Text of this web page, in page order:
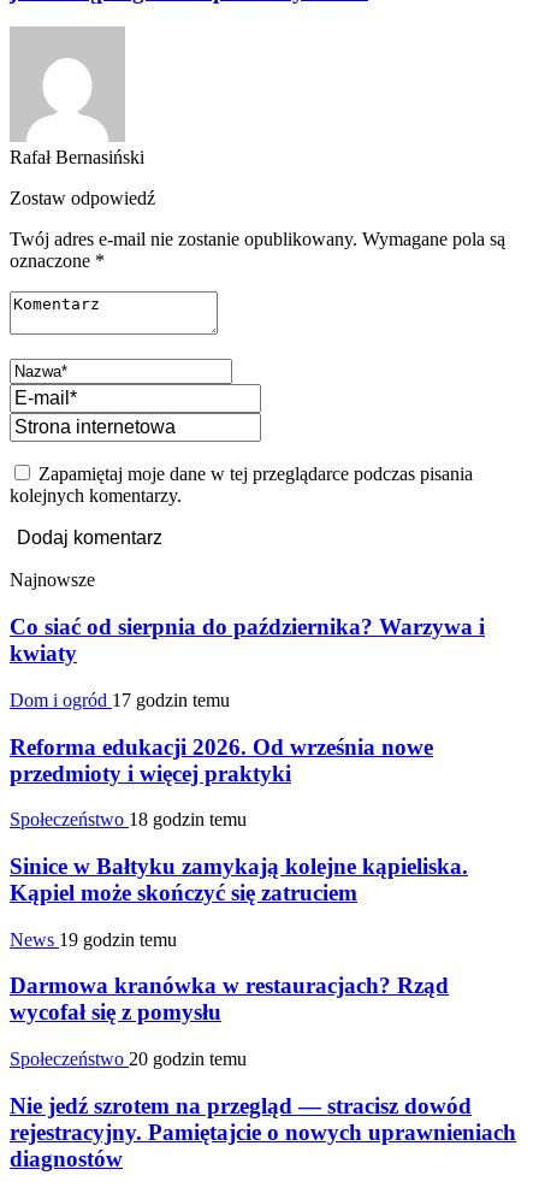
Rafał Bernasiński
Zostaw odpowiedź
Twój adres e-mail nie zostanie opublikowany. Wymagane pola są
oznaczone *
Zapamiętaj moje dane w tej przeglądarce podczas pisania
kolejnych komentarzy.
Najnowsze
Co siać od sierpnia do października? Warzywa i
kwiaty
Dom i ogród 17 godzin temu
Reforma edukacji 2026. Od września nowe
przedmioty i więcej praktyki
Społeczeństwo 18 godzin temu
Sinice w Bałtyku zamykają kolejne kąpieliska.
Kąpiel może skończyć się zatruciem
News 19 godzin temu
Darmowa kranówka w restauracjach? Rząd
wycofał się z pomysłu
Społeczeństwo 20 godzin temu
Nie jedź szrotem na przegląd — stracisz dowód
rejestracyjny. Pamiętajcie o nowych uprawnieniach
diagnostów